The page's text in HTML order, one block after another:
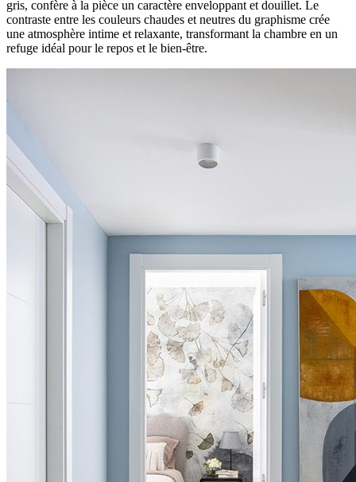
gris, confère à la pièce un caractère enveloppant et douillet. Le
contraste entre les couleurs chaudes et neutres du graphisme crée
une atmosphère intime et relaxante, transformant la chambre en un
refuge idéal pour le repos et le bien-être.